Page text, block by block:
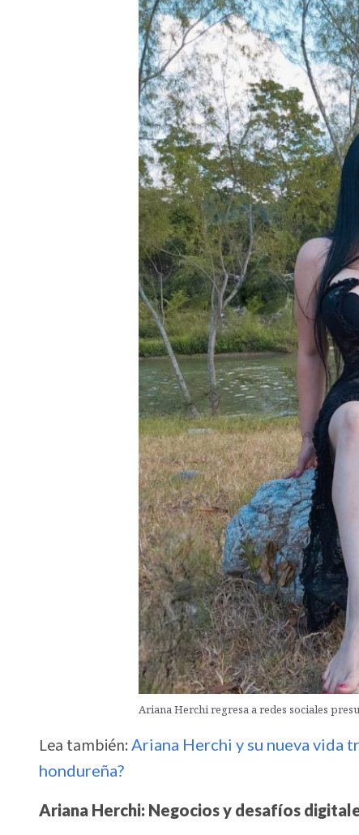
Ariana Herchi regresa a redes sociales
Lea también: Ariana Herchi y su nueva vida
hondureña?
Ariana Herchi: Negocios y desafíos